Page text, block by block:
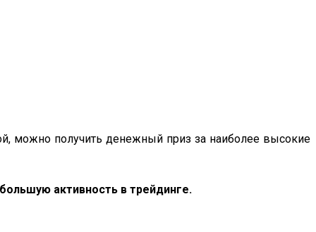
можно получить денежный приз за наиболее высокие
активность в трейдинге.